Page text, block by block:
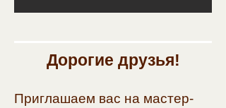
Дорогие друзья!
Приглашаем вас на мастер-